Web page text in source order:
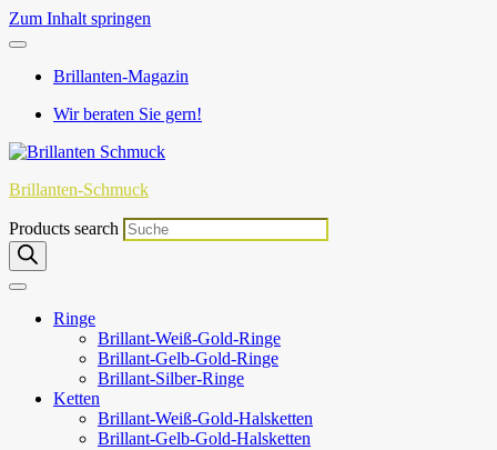
Zum Inhalt springen
Brillanten-Magazin
Wir beraten Sie gern!
Brillanten-Schmuck
Products search
Ringe
Brillant-Weiß-Gold-Ringe
Brillant-Gelb-Gold-Ringe
Brillant-Silber-Ringe
Ketten
Brillant-Weiß-Gold-Halsketten
Brillant-Gelb-Gold-Halsketten